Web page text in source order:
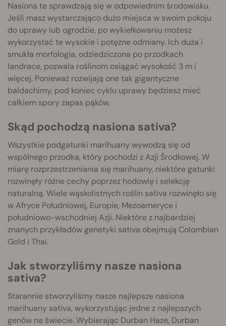
Nasiona te sprawdzają się w odpowiednim środowisku.
Jeśli masz wystarczająco dużo miejsca w swoim pokoju
do uprawy lub ogrodzie, po wykiełkowaniu możesz
wykorzystać te wysokie i potężne odmiany. Ich duża i
smukła morfologia, odziedziczona po przodkach
landrace, pozwala roślinom osiągać wysokość 3 m i
więcej. Ponieważ rozwijają one tak gigantyczne
baldachimy, pod koniec cyklu uprawy będziesz mieć
całkiem spory zapas pąków.
Skąd pochodzą nasiona sativa?
Wszystkie podgatunki marihuany wywodzą się od
wspólnego przodka, który pochodzi z Azji Środkowej. W
miarę rozprzestrzeniania się marihuany, niektóre gatunki
rozwinęły różne cechy poprzez hodowlę i selekcję
naturalną. Wiele wąskolistnych roślin sativa rozwinęło się
w Afryce Południowej, Europie, Mezoameryce i
południowo-wschodniej Azji. Niektóre z najbardziej
znanych przykładów genetyki sativa obejmują Colombian
Gold i Thai.
Jak stworzyliśmy nasze nasiona
sativa?
Starannie stworzyliśmy nasze najlepsze nasiona
marihuany sativa, wykorzystując jedne z najlepszych
genów na świecie. Wybierając Durban Haze, Durban